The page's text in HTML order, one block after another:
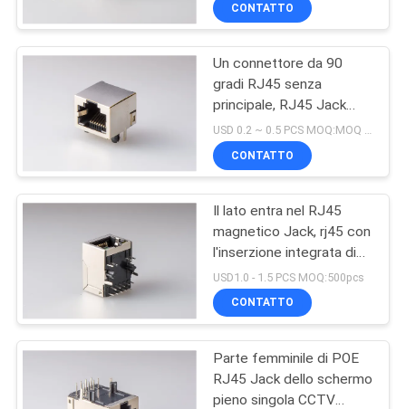
SMD RJ45
POE Rj45 Jack
CONTATTO
Un connettore da 90
gradi RJ45 senza
principale, RJ45 Jack
modulare 1 x 1
Linguetta-Su di EMI
schermata
CONTATTO
Il lato entra nel RJ45
magnetico Jack, rj45 con
l'inserzione integrata di
magnetica che placca il
porto di 10P 1x1 con
principale
USD1.0 - 1.5 PCS MOQ:500pcs
CONTATTO
Parte femminile di POE
RJ45 Jack dello schermo
pieno singola CCTV